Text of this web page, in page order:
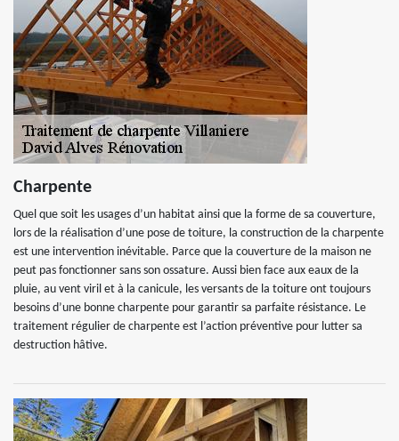
Charpente
Quel que soit les usages d’un habitat ainsi que la forme de sa couverture,
lors de la réalisation d’une pose de toiture, la construction de la charpente
est une intervention inévitable. Parce que la couverture de la maison ne
peut pas fonctionner sans son ossature. Aussi bien face aux eaux de la
pluie, au vent viril et à la canicule, les versants de la toiture ont toujours
besoins d’une bonne charpente pour garantir sa parfaite résistance. Le
traitement régulier de charpente est l’action préventive pour lutter sa
destruction hâtive.